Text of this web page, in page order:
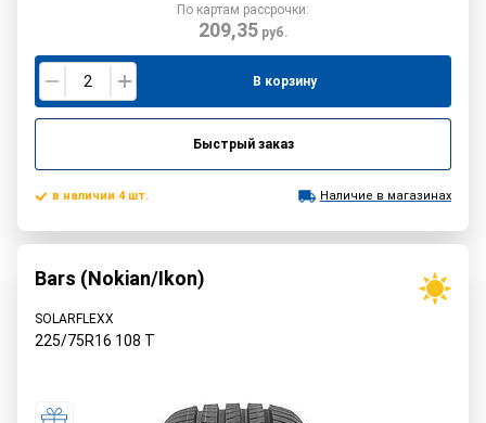
По картам рассрочки:
209,35руб.
В корзину
Быстрый заказ
в наличии 4 шт. Наличие в магазинах
Bars (Nokian/Ikon)
SOLARFLEXX
225/75R16 108 T